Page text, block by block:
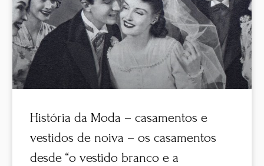
História da Moda – casamentos e
vestidos de noiva – os casamentos
desde “o vestido branco e a